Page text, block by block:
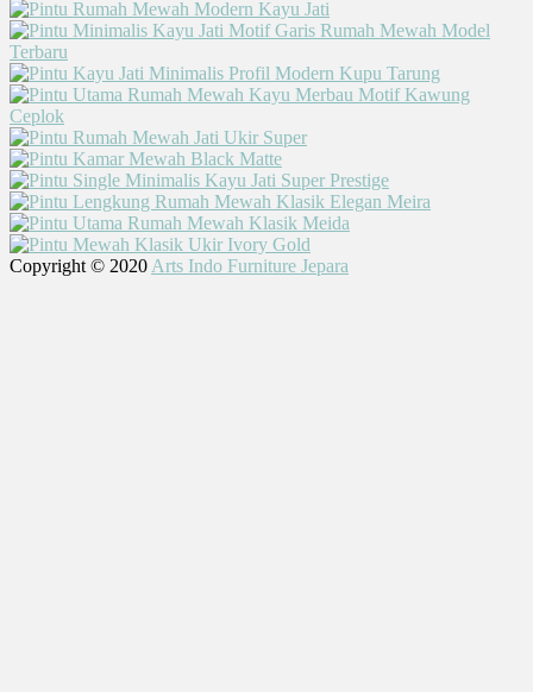
Copyright © 2020 Arts Indo Furniture Jepara